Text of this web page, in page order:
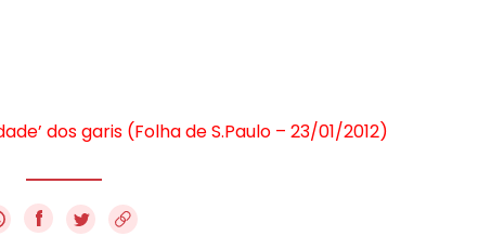
dos garis (Folha de S.Paulo – 23/01/2012)
f